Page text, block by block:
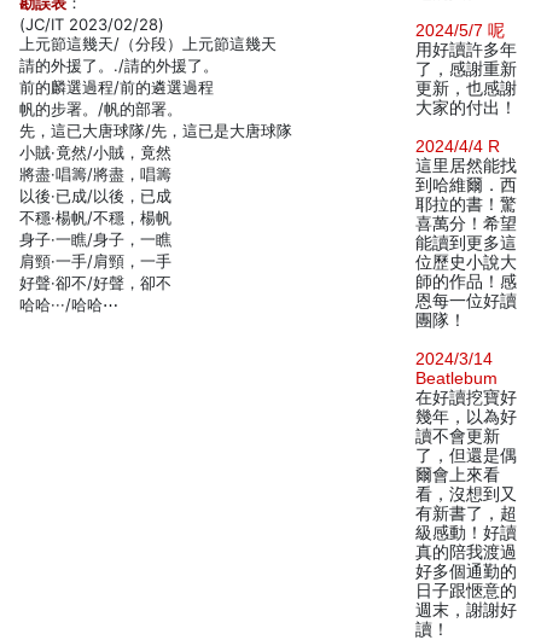
(JC/IT 2023/02/28)
上元節這幾天/（分段）上元節這幾天
請的外援了。./請的外援了。
前的麟選過程/前的遴選過程
帆的步署。/帆的部署。
先，這已大唐球隊/先，這已是大唐球隊
小賊·竟然/小賊，竟然
將盡·唱籌/將盡，唱籌
以後·已成/以後，已成
不穩·楊帆/不穩，楊帆
身子·一瞧/身子，一瞧
肩頸·一手/肩頸，一手
好聲·卻不/好聲，卻不
哈哈···/哈哈⋯
2024/5/7 呢
用好讀許多年
了，感謝重新
更新，也感謝
大家的付出！
2024/4/4 R
這里居然能找
到哈維爾．西
耶拉的書！驚
喜萬分！希望
能讀到更多這
位歷史小說大
師的作品！感
恩每一位好讀
團隊！
2024/3/14
Beatlebum
在好讀挖寶好
幾年，以為好
讀不會更新
了，但還是偶
爾會上來看
看，沒想到又
有新書了，超
級感動！好讀
真的陪我渡過
好多個通勤的
日子跟愜意的
週末，謝謝好
讀！